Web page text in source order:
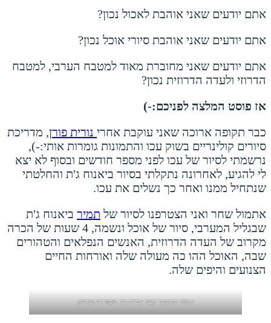
אתם יודעים שאני אוהבת לאכול נכון?
אתם יודעים שאני אוהבת סיורי אוכל נכון?
אתם יודעים שאני מחוברת מאוד למטבח הערבי, למטבח
הדרוזי ולעדה הדרוזית נכון?
אז פוסט המלצה לפניכם:-)
כבר תקופה ארוכה שאני עוקבת אחרי נורית פורן, מדריכת
סיורים קולינריים בשוק עכו והתמונות גומרות אותי:-),
נרשמתי לסיור של עכו לפני מספר חודשים ובסוף לא יצא
לי להגיע, לאחרונה נתקלתי בסיור ביאנוח ג'ת והחלטתי
שנתחיל ממנו ואחר כך נשלים את עכו.
אתמול שחר ואני הצטרפנו לסיור של תמיר ביאנוח ג'ת
שבגליל המערבי, סיור של אוכל ונשמה, 4 שעות של הכרה
מקרוב של העדה הדרוזית, האנשים הנפלאים והטהורים
שבה, האוכל ההו כה מעולה שלה ואורחות החיים
הצנועים והיפים שלה.
תמיר בהסבר קצר בבית בד מסורתי ועתיק